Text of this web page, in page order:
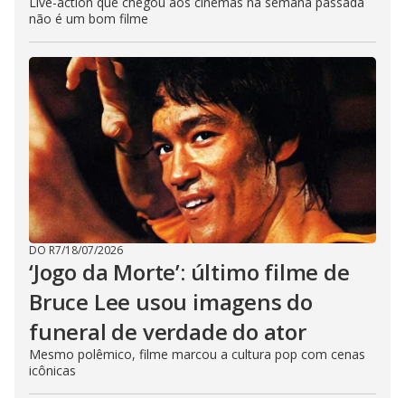
não é um bom filme
DO R7/18/07/2026
‘Jogo da Morte’: último filme de
Bruce Lee usou imagens do
funeral de verdade do ator
Mesmo polêmico, filme marcou a cultura pop com cenas
icônicas